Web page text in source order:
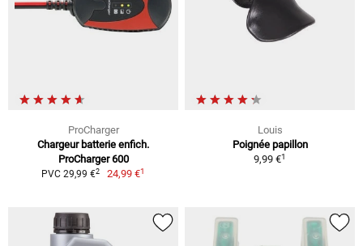
ProCharger
Chargeur batterie enfich.
ProCharger 600
PVC 29,99 €2 24,99 €1
Louis
Poignée papillon
9,99 €1